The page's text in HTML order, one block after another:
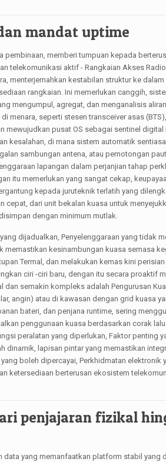
mandat uptime
memberi tumpuan kepada
telekomunikasi aktif - Rangkaian Akses
menterjemahkan kestabilan struktur ke dalam
rangkaian. Ini memerlukan canggih,
mengumpul, agregat, dan menganalisis
menara, seperti stesen transceiver asas
mewujudkan pusat OS sebagai sentinel digital
kesalahan, di mana sistem automatik
sambungan antena, atau pemotongan
lapangan dalam perjanjian tahap
itu memerlukan yang sangat cekap,
kepada juruteknik terlatih yang
dari unit bekalan kuasa untuk
dengan minimum mutlak.
dijadualkan, Penyelenggaraan yang tidak
kesinambungan kuasa semasa
Termal, dan melakukan kemas kini
ciri -ciri baru, dengan itu secara proaktif
semakin kompleks adalah Pengurusan
angin) atau di kawasan dengan grid kuasa
bateri, dan penjana runtime, sering
penggunaan kuasa berdasarkan corak
peralatan yang diperlukan, Faktor penting
dinamik, lapisan pintar yang memastikan
boleh dipercayai, Perkhidmatan elektronik
ketersediaan berterusan ekosistem
penjajaran fizikal
yang memanfaatkan platform stabil yang